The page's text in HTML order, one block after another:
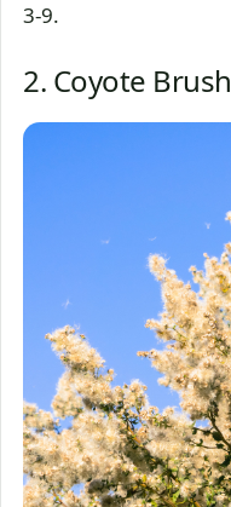
3-9.
2. Coyote Brush